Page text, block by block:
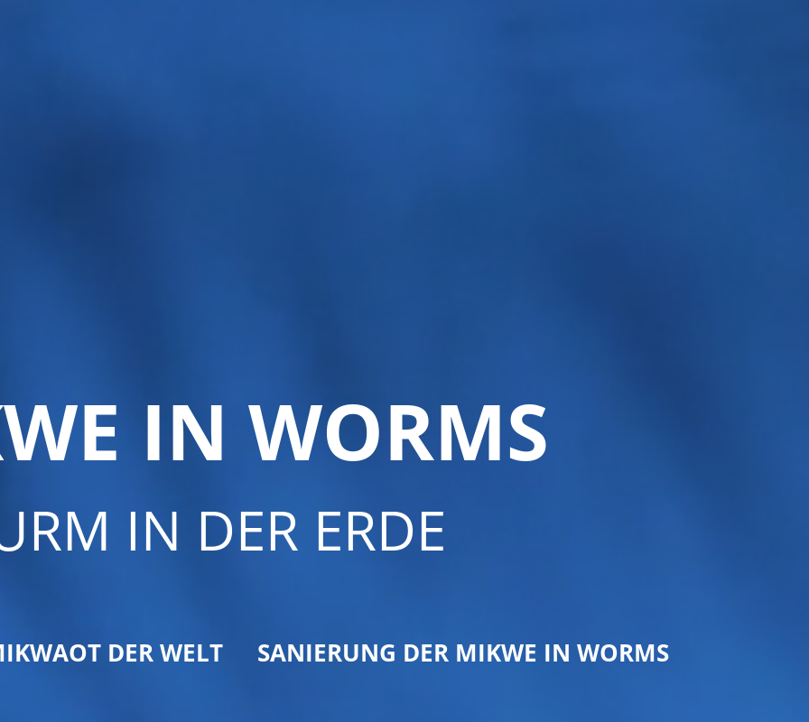
IN WORMS
IN DER ERDE
DER WELT SANIERUNG DER MIKWE IN WORMS